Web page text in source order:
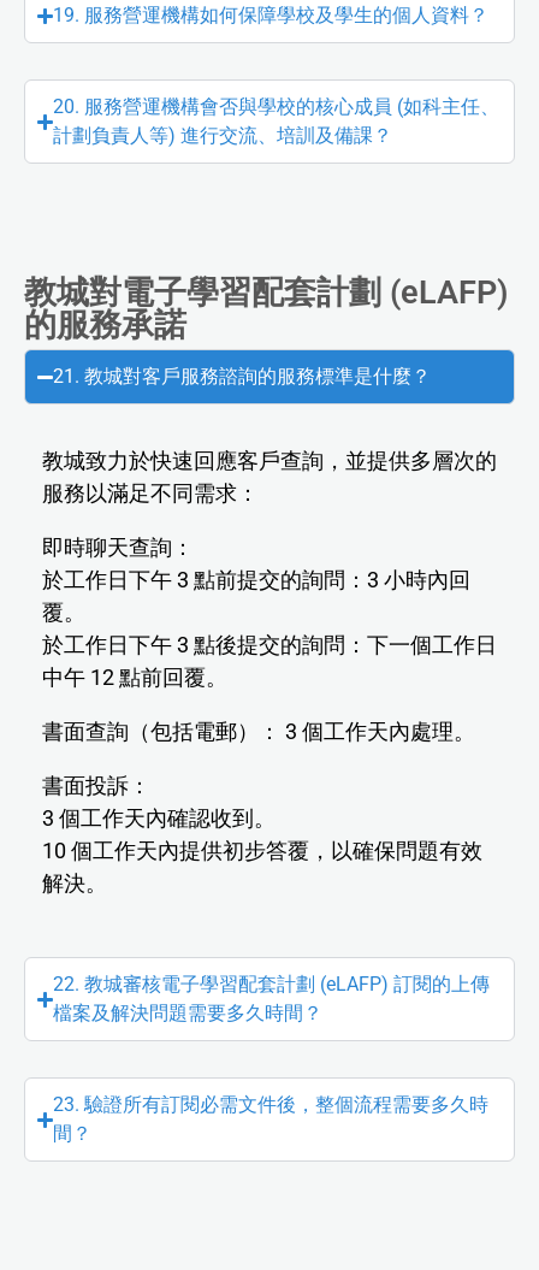
19. 服務營運機構如何保障學校及學生的個人資料？
20. 服務營運機構會否與學校的核心成員 (如科主任、
計劃負責人等) 進行交流、培訓及備課？
教城對電子學習配套計劃 (eLAFP)
的服務承諾
21. 教城對客戶服務諮詢的服務標準是什麼？
教城致力於快速回應客戶查詢，並提供多層次的
服務以滿足不同需求：
即時聊天查詢：
於工作日下午 3 點前提交的詢問：3 小時內回
覆。
於工作日下午 3 點後提交的詢問：下一個工作日
中午 12 點前回覆。
書面查詢（包括電郵）： 3 個工作天內處理。
書面投訴：
3 個工作天內確認收到。
10 個工作天內提供初步答覆，以確保問題有效
解決。
22. 教城審核電子學習配套計劃 (eLAFP) 訂閱的上傳
檔案及解決問題需要多久時間？
23. 驗證所有訂閱必需文件後，整個流程需要多久時
間？